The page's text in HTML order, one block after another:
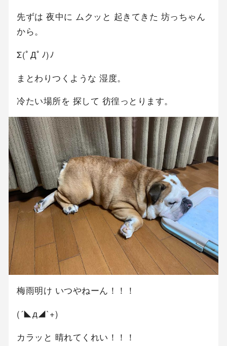
先ずは 夜中に ムクッと 起きてきた 坊っちゃん
から。
Σ(ﾟДﾟﾉ)ﾉ
まとわりつくような 湿度。
冷たい場所を 探して 彷徨っとります。
梅雨明け いつやねーん！！！
(´◣д◢`+)
カラッと 晴れてくれい！！！